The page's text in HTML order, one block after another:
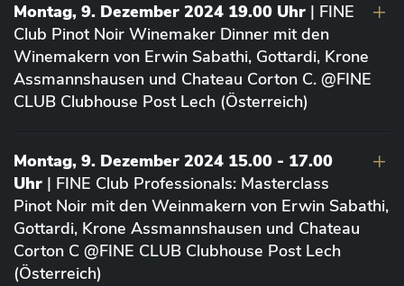
Montag, 9. Dezember 2024 19.00 Uhr | FINE
Club Pinot Noir Winemaker Dinner mit den
Winemakern von Erwin Sabathi, Gottardi, Krone
Assmannshausen und Chateau Corton C. @FINE
CLUB Clubhouse Post Lech (Österreich)
Montag, 9. Dezember 2024 15.00 - 17.00
Uhr | FINE Club Professionals: Masterclass
Pinot Noir mit den Weinmakern von Erwin Sabathi,
Gottardi, Krone Assmannshausen und Chateau
Corton C @FINE CLUB Clubhouse Post Lech
(Österreich)